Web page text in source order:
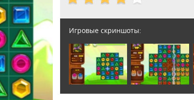
Игровые скриншоты: